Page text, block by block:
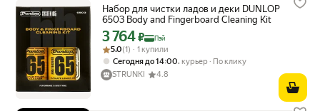
Набор для чистки ладов и деки DUNLOP
6503 Body and Fingerboard Cleaning Kit
Цена с картой Яндекс Пэй 3764 ₽ вместо
3 764₽ Пэй
Рейтинг товара: 5.0 из 5
Оценок: (1) · 1 купили
5.0(1) · 1 купили
Сегодня до 14:00, курьер
По клику
STRUNKI
4.8